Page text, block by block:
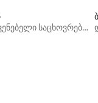
დასასვენებელი საცხოვრებლები